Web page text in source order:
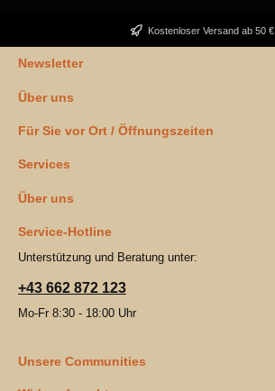
Kostenloser Versand ab 50 €
Newsletter
Über uns
Für Sie vor Ort / Öffnungszeiten
Services
Über uns
Service-Hotline
Unterstützung und Beratung unter:
+43 662 872 123
Mo-Fr 8:30 - 18:00 Uhr
Unsere Communities